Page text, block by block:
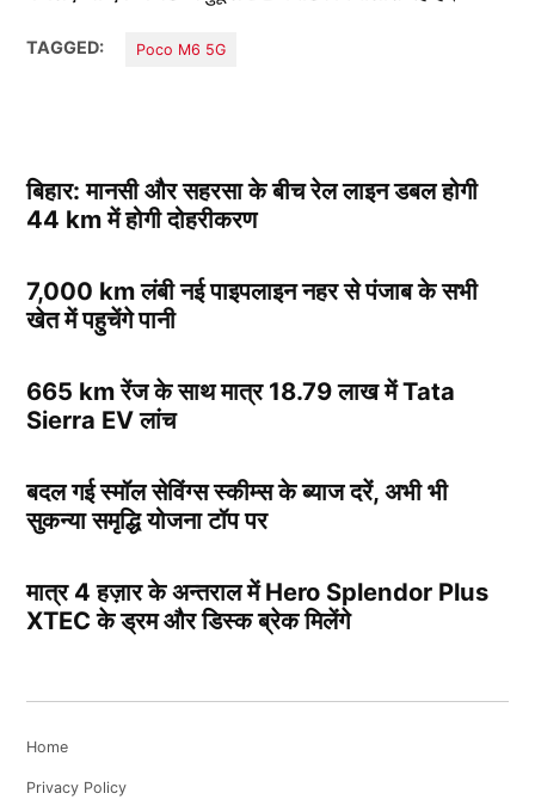
TAGGED: Poco M6 5G
बिहार: मानसी और सहरसा के बीच रेल लाइन डबल होगी
44 km में होगी दोहरीकरण
7,000 km लंबी नई पाइपलाइन नहर से पंजाब के सभी
खेत में पहुचेंगे पानी
665 km रेंज के साथ मात्र 18.79 लाख में Tata
Sierra EV लांच
बदल गई स्मॉल सेविंग्स स्कीम्स के ब्याज दरें, अभी भी
सुकन्या समृद्धि योजना टॉप पर
मात्र 4 हज़ार के अन्तराल में Hero Splendor Plus
XTEC के ड्रम और डिस्क ब्रेक मिलेंगे
Home
Privacy Policy